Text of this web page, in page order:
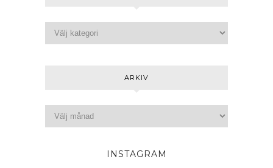
ARKIV
INSTAGRAM